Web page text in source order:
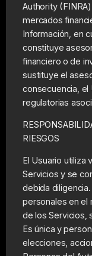
Authority
mercados
Información, en
constituye
financiero o de
sustituye el
consecuencia, el
regulatorias
RIESGOS
El Usuario utiliza
Servicios y se
debida
personales en el
de los Servicios,
Es única y
elecciones,